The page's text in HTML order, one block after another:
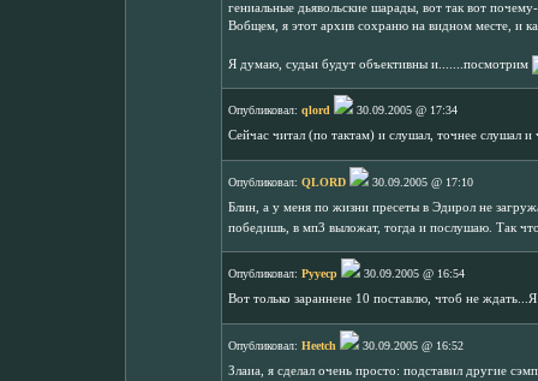
гениальные дьявольские шарады, вот так вот
Вобщем, я этот архив сохраню на видном месте, и
Я думаю, судьи будут объективны и.......посмотрим
Опубликовал: qlord
30.09.2005 @ 17:34
Сейчас читал (по тактам) и слушал, точнее слушал
Опубликовал: QLORD
30.09.2005 @ 17:10
Блин, а у меня по жизни пресеты в Эдирол не
победишь, в мп3 выложат, тогда и послушаю. Так
Опубликовал: Рууеср
30.09.2005 @ 16:54
Вот только зараннене 10 поставлю, чтоб не
Опубликовал: Heetch
30.09.2005 @ 16:52
Злаиа, я сделал очень просто: подставил другие